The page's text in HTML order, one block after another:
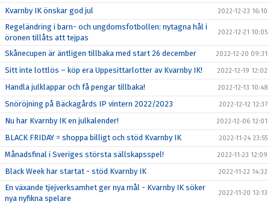
Kvarnby IK önskar god jul 2022-12-23 16:10
Regeländring i barn- och ungdomsfotbollen: nytagna hål i
öronen tillåts att tejpas
2022-12-21 10:05
Skånecupen är äntligen tillbaka med start 26 december 2022-12-20 09:31
Sitt inte lottlös – köp era Uppesittarlotter av Kvarnby IK! 2022-12-19 12:02
Handla julklappar och få pengar tillbaka! 2022-12-13 10:48
Snöröjning på Bäckagårds IP vintern 2022/2023 2022-12-12 12:37
Nu har Kvarnby IK en julkalender! 2022-12-06 12:01
BLACK FRIDAY = shoppa billigt och stöd Kvarnby IK 2022-11-24 23:55
Månadsfinal i Sveriges största sällskapsspel! 2022-11-23 12:09
Black Week har startat - stöd Kvarnby IK 2022-11-22 14:32
En växande tjejverksamhet ger nya mål - Kvarnby IK söker
nya nyfikna spelare
2022-11-20 13:13